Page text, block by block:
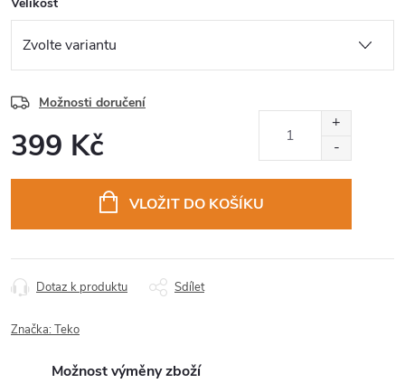
Možnosti doručení
399 Kč
VLOŽIT DO KOŠÍKU
Dotaz k produktu Sdílet
Značka:Teko
Možnost výměny zboží